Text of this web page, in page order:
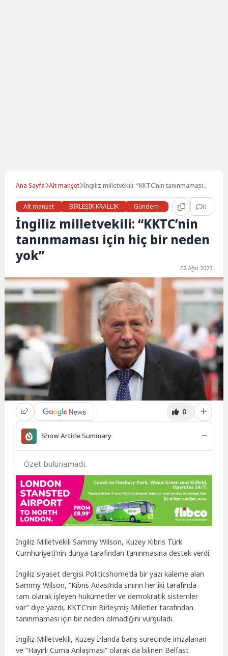
Ana Sayfa Alt manşet İngiliz milletvekili: “KKTC’nin tanınmaması
Alt manşet
BİRLEŞİK KRALLIK Gündem Haberler 0
İngiliz milletvekili: “KKTC’nin
tanınmaması için hiç bir neden
yok”
02 Ağu 2023
0
Show Article Summary
Özet bulunamadı.
İngiliz Milletvekili Sammy Wilson, Kuzey Kıbrıs Türk
Cumhuriyeti’nin dünya tarafından tanınmasına destek verdi.
İngiliz siyaset dergisi Politicshome’da bir yazı kaleme alan
Sammy Wilson, “Kıbrıs Adası’nda sınırın her iki tarafında
tam olarak işleyen hükümetler ve demokratik sistemler
var” diye yazdı, KKTC’nin Birleşmiş Milletler tarafından
tanınmaması için bir neden olmadığını vurguladı.
İngiliz Milletvekili, Kuzey İrlanda barış sürecinde imzalanan
ve “Hayırlı Cuma Anlaşması” olarak da bilinen Belfast